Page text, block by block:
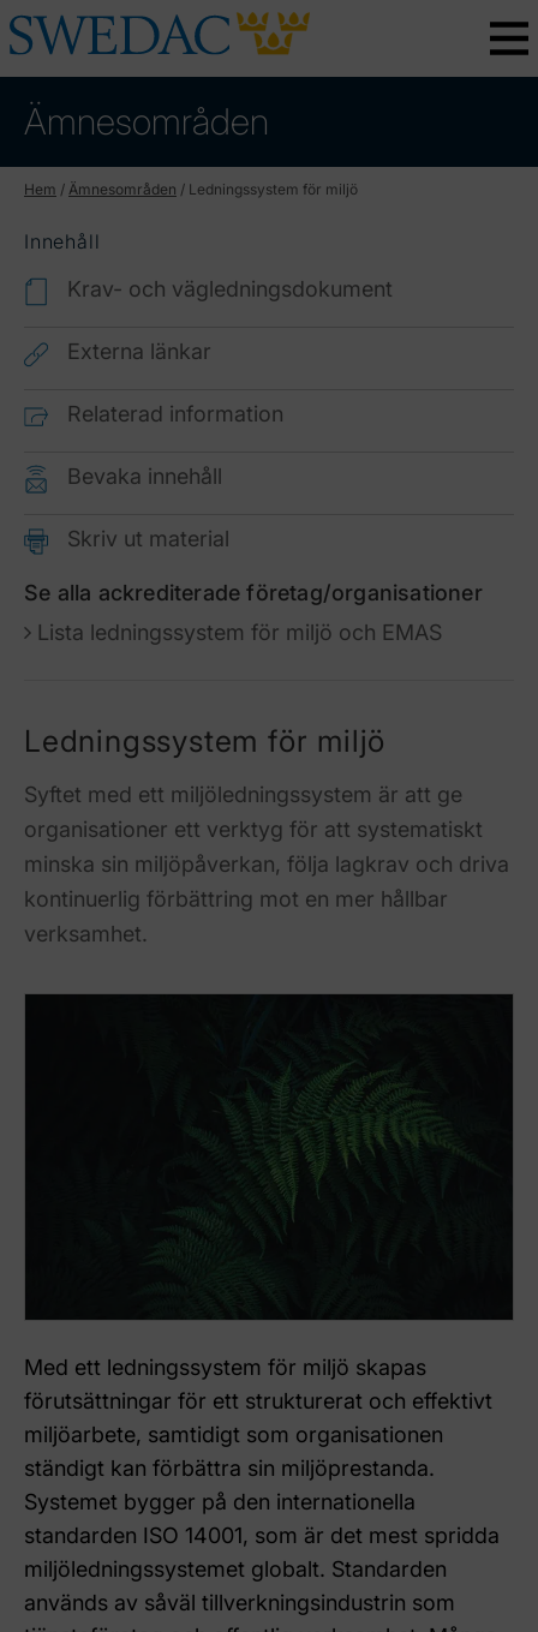
Ämnesområden
Hem / Ämnesområden / Ledningssystem för miljö
Innehåll
Krav- och vägledningsdokument
Externa länkar
Relaterad information
Bevaka innehåll
Skriv ut material
Se alla ackrediterade företag/organisationer
Lista ledningssystem för miljö och EMAS
Ledningssystem för miljö
Syftet med ett miljöledningssystem är att ge
organisationer ett verktyg för att systematiskt
minska sin miljöpåverkan, följa lagkrav och driva
kontinuerlig förbättring mot en mer hållbar
verksamhet.
Med ett ledningssystem för miljö skapas
förutsättningar för ett strukturerat och effektivt
miljöarbete, samtidigt som organisationen
ständigt kan förbättra sin miljöprestanda.
Systemet bygger på den internationella
standarden ISO 14001, som är det mest spridda
miljöledningssystemet globalt. Standarden
används av såväl tillverkningsindustrin som